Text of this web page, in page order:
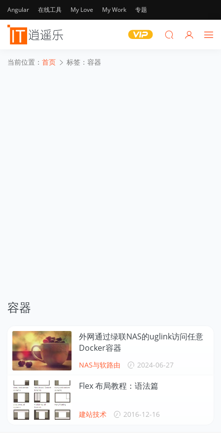
Angular 在线工具 My Love My Work 专题
当前位置： 首页 标签：容器
容器
外网通过绿联NAS的uglink访问任意
Docker容器
NAS与软路由 2024-06-27
Flex 布局教程：语法篇
建站技术 2016-12-16